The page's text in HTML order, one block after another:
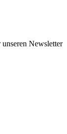
Newsletter